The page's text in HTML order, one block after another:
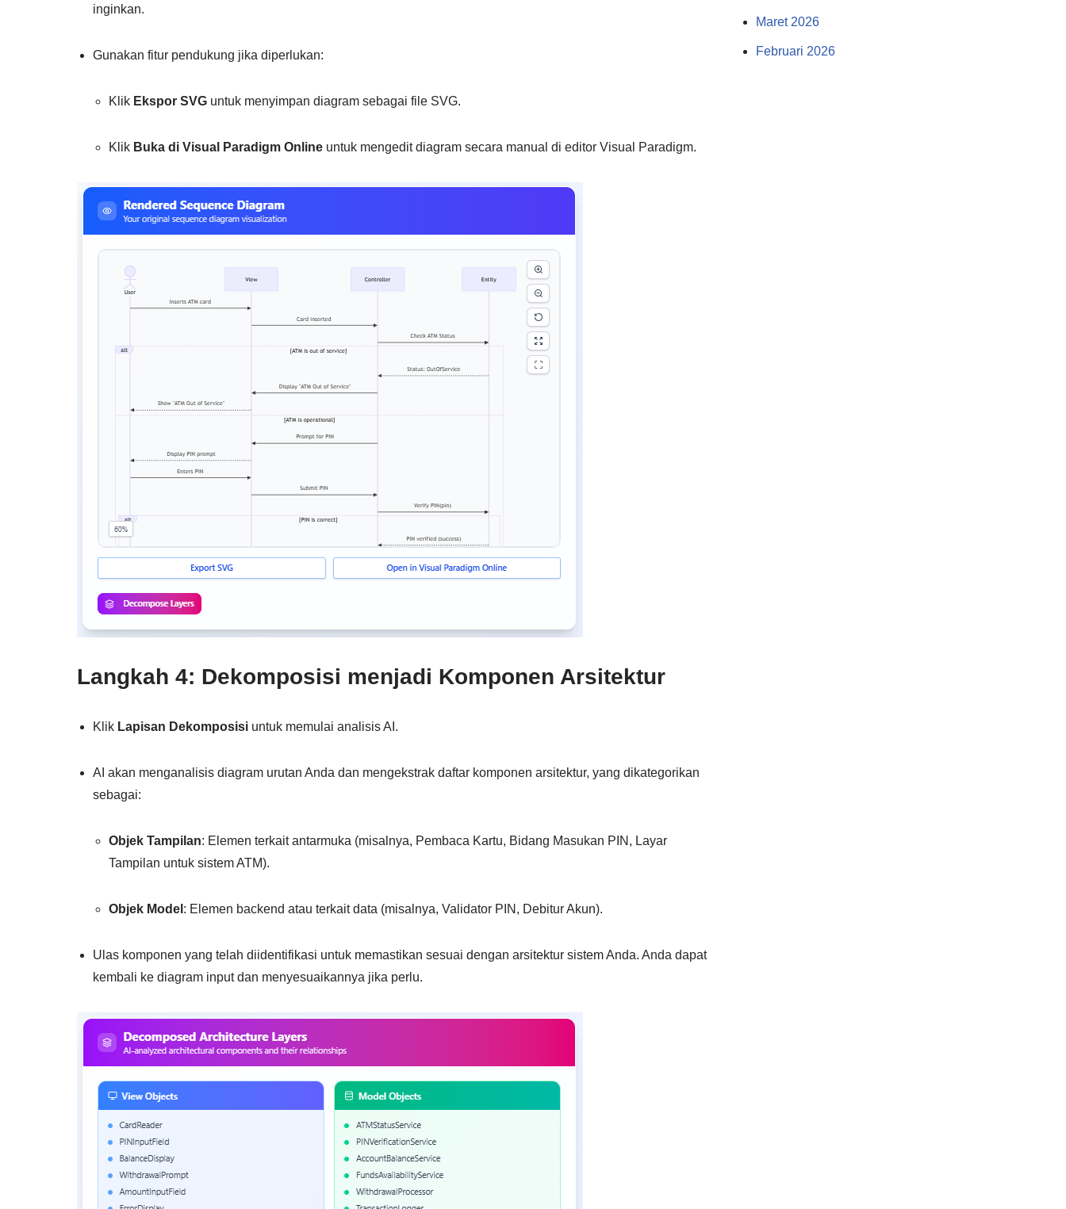
inginkan.
Gunakan fitur pendukung jika diperlukan:
Klik Ekspor SVG untuk menyimpan diagram sebagai file SVG.
Klik Buka di Visual Paradigm Online untuk mengedit diagram secara manual di editor Visual Paradigm.
Langkah 4: Dekomposisi menjadi Komponen Arsitektur
Klik Lapisan Dekomposisi untuk memulai analisis AI.
AI akan menganalisis diagram urutan Anda dan mengekstrak daftar komponen arsitektur, yang dikategorikan
sebagai:
Objek Tampilan: Elemen terkait antarmuka (misalnya, Pembaca Kartu, Bidang Masukan PIN , Layar
Tampilan untuk sistem ATM).
Objek Model : Elemen backend atau terkait data (misalnya, Validator PIN , Debitur Akun).
Ulas komponen yang telah diidentifikasi untuk memastikan sesuai dengan arsitektur sistem Anda. Anda dapat
kembali ke diagram input dan menyesuaikannya jika perlu.
Maret 2026
Februari 2026